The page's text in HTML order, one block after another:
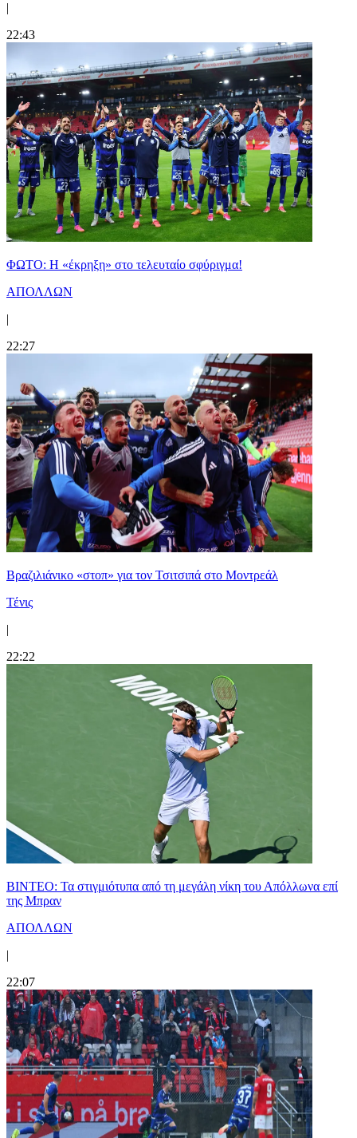
|
22:43
ΦΩΤΟ: Η «έκρηξη» στο τελευταίο σφύριγμα!
ΑΠΟΛΛΩΝ
|
22:27
Βραζιλιάνικο «στοπ» για τον Τσιτσιπά στο Μοντρεάλ
Τένις
|
22:22
ΒΙΝΤΕΟ: Τα στιγμιότυπα από τη μεγάλη νίκη του Απόλλωνα επί
της Μπραν
ΑΠΟΛΛΩΝ
|
22:07